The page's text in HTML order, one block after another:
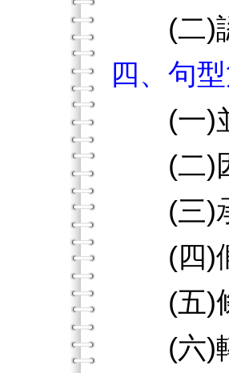
(二)認
四、句
(一)
(二)
(三)承
(四)
(五)
(六)